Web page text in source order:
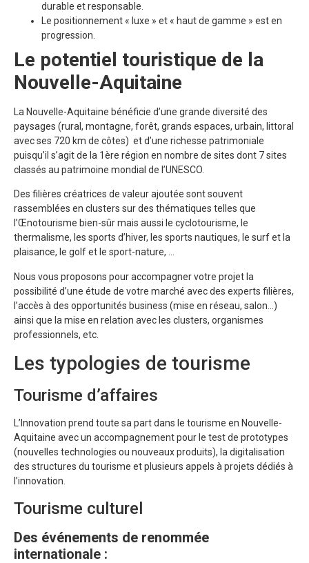
durable et responsable.
Le positionnement « luxe » et « haut de gamme » est en
progression.
Le potentiel touristique de la
Nouvelle-Aquitaine
La Nouvelle-Aquitaine bénéficie d’une grande diversité des
paysages (rural, montagne, forêt, grands espaces, urbain, littoral
avec ses 720 km de côtes) et d’une richesse patrimoniale
puisqu’il s’agit de la 1ère région en nombre de sites dont 7 sites
classés au patrimoine mondial de l’UNESCO.
Des filières créatrices de valeur ajoutée sont souvent
rassemblées en clusters sur des thématiques telles que
l’Œnotourisme bien-sûr mais aussi le cyclotourisme, le
thermalisme, les sports d’hiver, les sports nautiques, le surf et la
plaisance, le golf et le sport-nature, …
Nous vous proposons pour accompagner votre projet la
possibilité d’une étude de votre marché avec des experts filières,
l’accès à des opportunités business (mise en réseau, salon…)
ainsi que la mise en relation avec les clusters, organismes
professionnels, etc.
Les typologies de tourisme
Tourisme d’affaires
L’Innovation prend toute sa part dans le tourisme en Nouvelle-
Aquitaine avec un accompagnement pour le test de prototypes
(nouvelles technologies ou nouveaux produits), la digitalisation
des structures du tourisme et plusieurs appels à projets dédiés à
l’innovation.
Tourisme culturel
Des événements de renommée
internationale :